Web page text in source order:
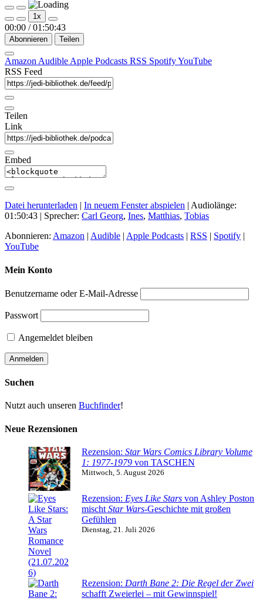
Play
Episode
Pause
Episode
1x
00:00 / 01:50:43
Abonnieren Teilen
Amazon Audible Apple Podcasts RSS SpotifyYouTube
RSS Feed
Teilen
Link
Embed
Datei herunterladen | In neuem Fenster abspielen | Audiolänge:
01:50:43 | Sprecher: Carl Georg, Ines, Matthias, Tobias
Abonnieren: Amazon | Audible | Apple Podcasts | RSS | Spotify |
YouTube
Mein Konto
Benutzername oder E-Mail-Adresse
Passwort
Angemeldet bleiben
Suchen
Nutzt auch unseren Buchfinder!
Neue Rezensionen
Rezension: Star Wars Comics Library Volume
1: 1977-1979 von TASCHEN
Mittwoch, 5. August 2026
Rezension: Eyes Like Stars von Ashley Poston
mischt Star Wars-Geschichte mit großen
Gefühlen
Dienstag, 21. Juli 2026
Rezension: Darth Bane 2: Die Regel der Zwei
schafft Zweierlei – mit Gewinnspiel!